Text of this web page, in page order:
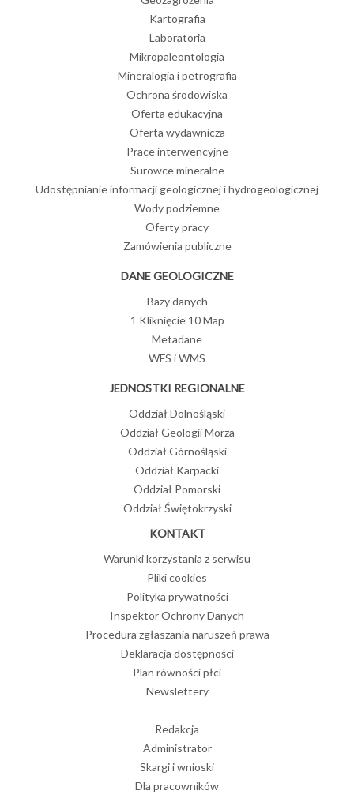
Kartografia
Laboratoria
Mikropaleontologia
Mineralogia i petrografia
Ochrona środowiska
Oferta edukacyjna
Oferta wydawnicza
Prace interwencyjne
Surowce mineralne
Udostępnianie informacji geologicznej i hydrogeologicznej
Wody podziemne
Oferty pracy
Zamówienia publiczne
DANE GEOLOGICZNE
Bazy danych
1 Kliknięcie 10 Map
Metadane
WFS i WMS
JEDNOSTKI REGIONALNE
Oddział Dolnośląski
Oddział Geologii Morza
Oddział Górnośląski
Oddział Karpacki
Oddział Pomorski
Oddział Świętokrzyski
KONTAKT
Warunki korzystania z serwisu
Pliki cookies
Polityka prywatności
Inspektor Ochrony Danych
Procedura zgłaszania naruszeń prawa
Deklaracja dostępności
Plan równości płci
Newslettery
Redakcja
Administrator
Skargi i wnioski
Dla pracowników